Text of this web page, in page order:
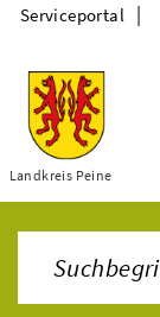
Themen
Landkreis Peine
Serviceportal |